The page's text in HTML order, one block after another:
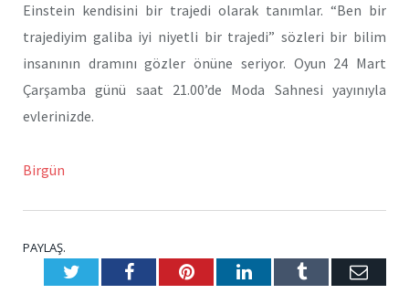
Einstein kendisini bir trajedi olarak tanımlar. “Ben bir
trajediyim galiba iyi niyetli bir trajedi” sözleri bir bilim
insanının dramını gözler önüne seriyor. Oyun 24 Mart
Çarşamba günü saat 21.00’de Moda Sahnesi yayınıyla
evlerinizde.
Birgün
PAYLAŞ.
TwitterFacebookPinterestLinkedInTumblr E-